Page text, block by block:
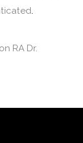
.
RA Dr.